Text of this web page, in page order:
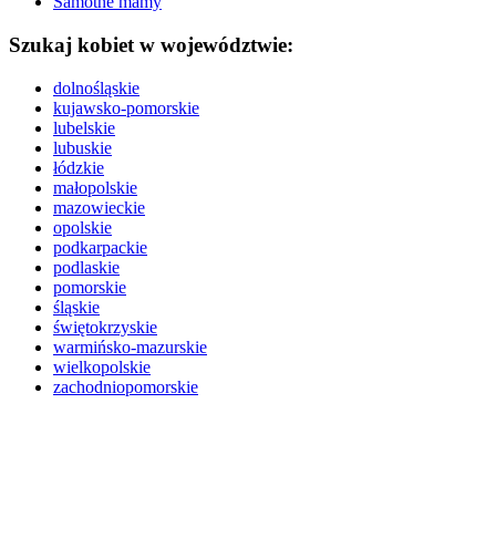
Szukaj kobiet w województwie:
dolnośląskie
kujawsko-pomorskie
lubelskie
lubuskie
łódzkie
małopolskie
mazowieckie
opolskie
podkarpackie
podlaskie
pomorskie
śląskie
świętokrzyskie
warmińsko-mazurskie
wielkopolskie
zachodniopomorskie